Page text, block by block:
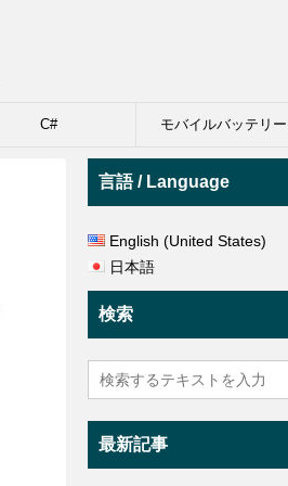
C# モバイルバッテリー
言語 / Language
English (United States)
日本語
検索
最新記事